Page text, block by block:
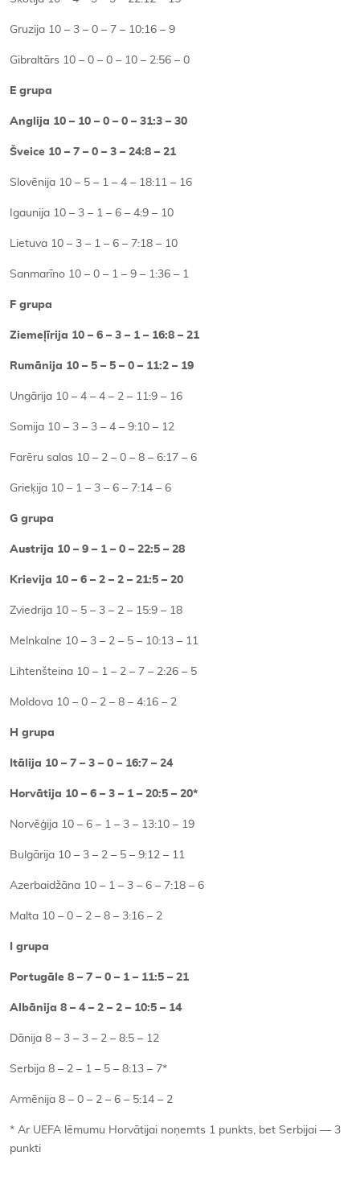
Gruzija 10 – 3 – 0 – 7 – 10:16 – 9
Gibraltārs 10 – 0 – 0 – 10 – 2:56 – 0
E grupa
Anglija 10 – 10 – 0 – 0 – 31:3 – 30
Šveice 10 – 7 – 0 – 3 – 24:8 – 21
Slovēnija 10 – 5 – 1 – 4 – 18:11 – 16
Igaunija 10 – 3 – 1 – 6 – 4:9 – 10
Lietuva 10 – 3 – 1 – 6 – 7:18 – 10
Sanmarīno 10 – 0 – 1 – 9 – 1:36 – 1
F grupa
Ziemeļīrija 10 – 6 – 3 – 1 – 16:8 – 21
Rumānija 10 – 5 – 5 – 0 – 11:2 – 19
Ungārija 10 – 4 – 4 – 2 – 11:9 – 16
Somija 10 – 3 – 3 – 4 – 9:10 – 12
Farēru salas 10 – 2 – 0 – 8 – 6:17 – 6
Grieķija 10 – 1 – 3 – 6 – 7:14 – 6
G grupa
Austrija 10 – 9 – 1 – 0 – 22:5 – 28
Krievija 10 – 6 – 2 – 2 – 21:5 – 20
Zviedrija 10 – 5 – 3 – 2 – 15:9 – 18
Melnkalne 10 – 3 – 2 – 5 – 10:13 – 11
Lihtenšteina 10 – 1 – 2 – 7 – 2:26 – 5
Moldova 10 – 0 – 2 – 8 – 4:16 – 2
H grupa
Itālija 10 – 7 – 3 – 0 – 16:7 – 24
Horvātija 10 – 6 – 3 – 1 – 20:5 – 20*
Norvēģija 10 – 6 – 1 – 3 – 13:10 – 19
Bulgārija 10 – 3 – 2 – 5 – 9:12 – 11
Azerbaidžāna 10 – 1 – 3 – 6 – 7:18 – 6
Malta 10 – 0 – 2 – 8 – 3:16 – 2
I grupa
Portugāle 8 – 7 – 0 – 1 – 11:5 – 21
Albānija 8 – 4 – 2 – 2 – 10:5 – 14
Dānija 8 – 3 – 3 – 2 – 8:5 – 12
Serbija 8 – 2 – 1 – 5 – 8:13 – 7*
Armēnija 8 – 0 – 2 – 6 – 5:14 – 2
* Ar UEFA lēmumu Horvātijai noņemts 1 punkts, bet Serbijai — 3
punkti